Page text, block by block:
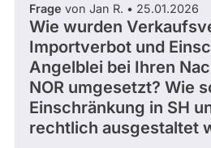
Frage von Jan R. • 25.01.2026
Wie wurden
Importverbot und
Angelblei bei Ihren
NOR umgesetzt? Wie
Einschränkung in SH
rechtlich ausgestaltet